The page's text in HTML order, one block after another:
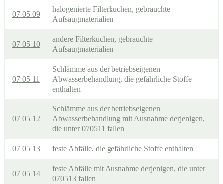
07 05 09
halogenierte Filterkuchen, gebrauchte
Aufsaugmaterialien
07 05 10
andere Filterkuchen, gebrauchte
Aufsaugmaterialien
07 05 11
Schlämme aus der betriebseigenen
Abwasserbehandlung, die gefährliche Stoffe
enthalten
07 05 12
Schlämme aus der betriebseigenen
Abwasserbehandlung mit Ausnahme derjenigen,
die unter 070511 fallen
07 05 13 feste Abfälle, die gefährliche Stoffe enthalten
07 05 14
feste Abfälle mit Ausnahme derjenigen, die unter
070513 fallen